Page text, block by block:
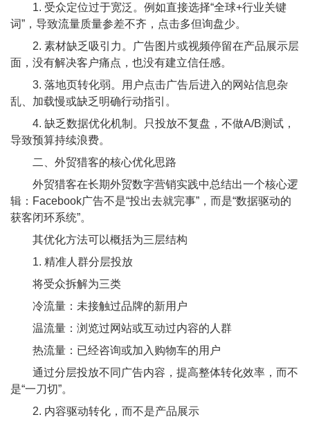
1. 受众定位过于宽泛。例如直接选择“全球+行业关键
词”，导致流量质量参差不齐，点击多但询盘少。
2. 素材缺乏吸引力。广告图片或视频停留在产品展示层
面，没有解决客户痛点，也没有建立信任感。
3. 落地页转化弱。用户点击广告后进入的网站信息杂
乱、加载慢或缺乏明确行动指引。
4. 缺乏数据优化机制。只投放不复盘，不做A/B测试，
导致预算持续浪费。
二、外贸猎客的核心优化思路
外贸猎客在长期外贸数字营销实践中总结出一个核心逻
辑：Facebook广告不是“投出去就完事”，而是“数据驱动的
获客闭环系统”。
其优化方法可以概括为三层结构
1. 精准人群分层投放
将受众拆解为三类
冷流量：未接触过品牌的新用户
温流量：浏览过网站或互动过内容的人群
热流量：已经咨询或加入购物车的用户
通过分层投放不同广告内容，提高整体转化效率，而不
是“一刀切”。
2. 内容驱动转化，而不是产品展示